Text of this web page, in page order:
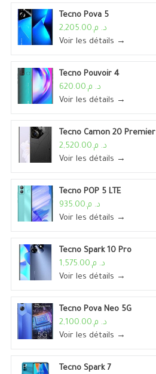
Tecno Pova 5
د. م.2,205.00
Voir les détails →
Tecno Pouvoir 4
د. م.620.00
Voir les détails →
Tecno Camon 20 Premier
د. م.2,520.00
Voir les détails →
Tecno POP 5 LTE
د. م.935.00
Voir les détails →
Tecno Spark 10 Pro
د. م.1,575.00
Voir les détails →
Tecno Pova Neo 5G
د. م.2,100.00
Voir les détails →
Tecno Spark 7